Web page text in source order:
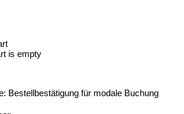
is empty
Bestellbestätigung für modale Buchung